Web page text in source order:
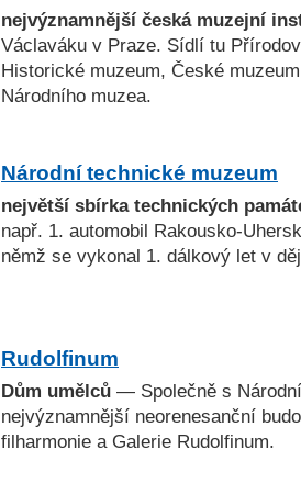
nejvýznamnější česká muzejní
Václaváku v Praze. Sídlí tu
Historické muzeum, České
Národního muzea.
Národní technické muzeum
největší sbírka technických
např. 1. automobil Rakousko-
němž se vykonal 1. dálkový let v
Rudolfinum
Dům umělců — Společně s
nejvýznamnější neorenesanční
filharmonie a Galerie Rudolfinum.